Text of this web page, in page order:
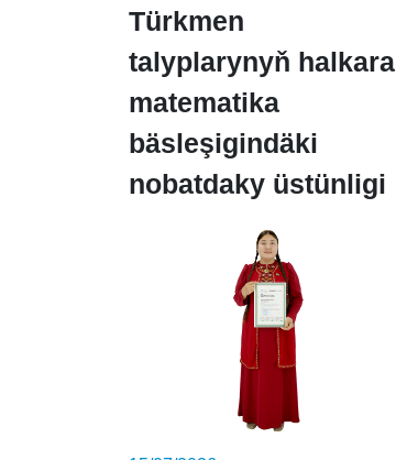
Türkmen
talyplarynyň halkara
matematika
bäsleşigindäki
nobatdaky üstünligi